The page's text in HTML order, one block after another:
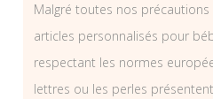
Malgré toutes nos
articles personnalisés pour
respectant les normes
lettres ou les perles